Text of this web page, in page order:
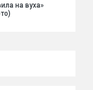
на вуха»